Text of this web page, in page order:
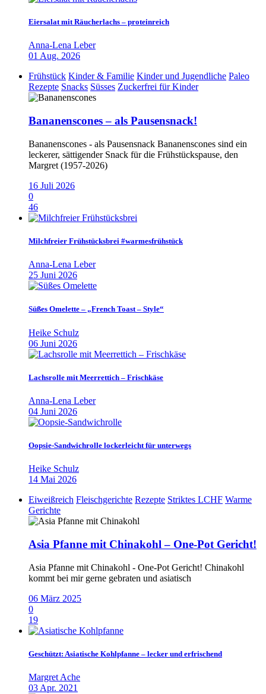
Eiersalat mit Räucherlachs – proteinreich
Anna-Lena Leber
01 Aug. 2026
Frühstück Kinder & Familie Kinder und Jugendliche Paleo
Rezepte Snacks Süsses Zuckerfrei für Kinder
Bananenscones – als Pausensnack!
Bananenscones - als Pausensnack Bananenscones sind ein
leckerer, sättigender Snack für die Frühstückspause, den
Margret (1957-2026)
16 Juli 2026
0
46
Milchfreier Frühstücksbrei #warmesfrühstück
Anna-Lena Leber
25 Juni 2026
Süßes Omelette – „French Toast – Style“
Heike Schulz
06 Juni 2026
Lachsrolle mit Meerrettich – Frischkäse
Anna-Lena Leber
04 Juni 2026
Oopsie-Sandwichrolle lockerleicht für unterwegs
Heike Schulz
14 Mai 2026
Eiweißreich Fleischgerichte Rezepte Striktes LCHF Warme
Gerichte
Asia Pfanne mit Chinakohl – One-Pot Gericht!
Asia Pfanne mit Chinakohl - One-Pot Gericht! Chinakohl
kommt bei mir gerne gebraten und asiatisch
06 März 2025
0
19
Geschützt: Asiatische Kohlpfanne – lecker und erfrischend
Margret Ache
03 Apr. 2021